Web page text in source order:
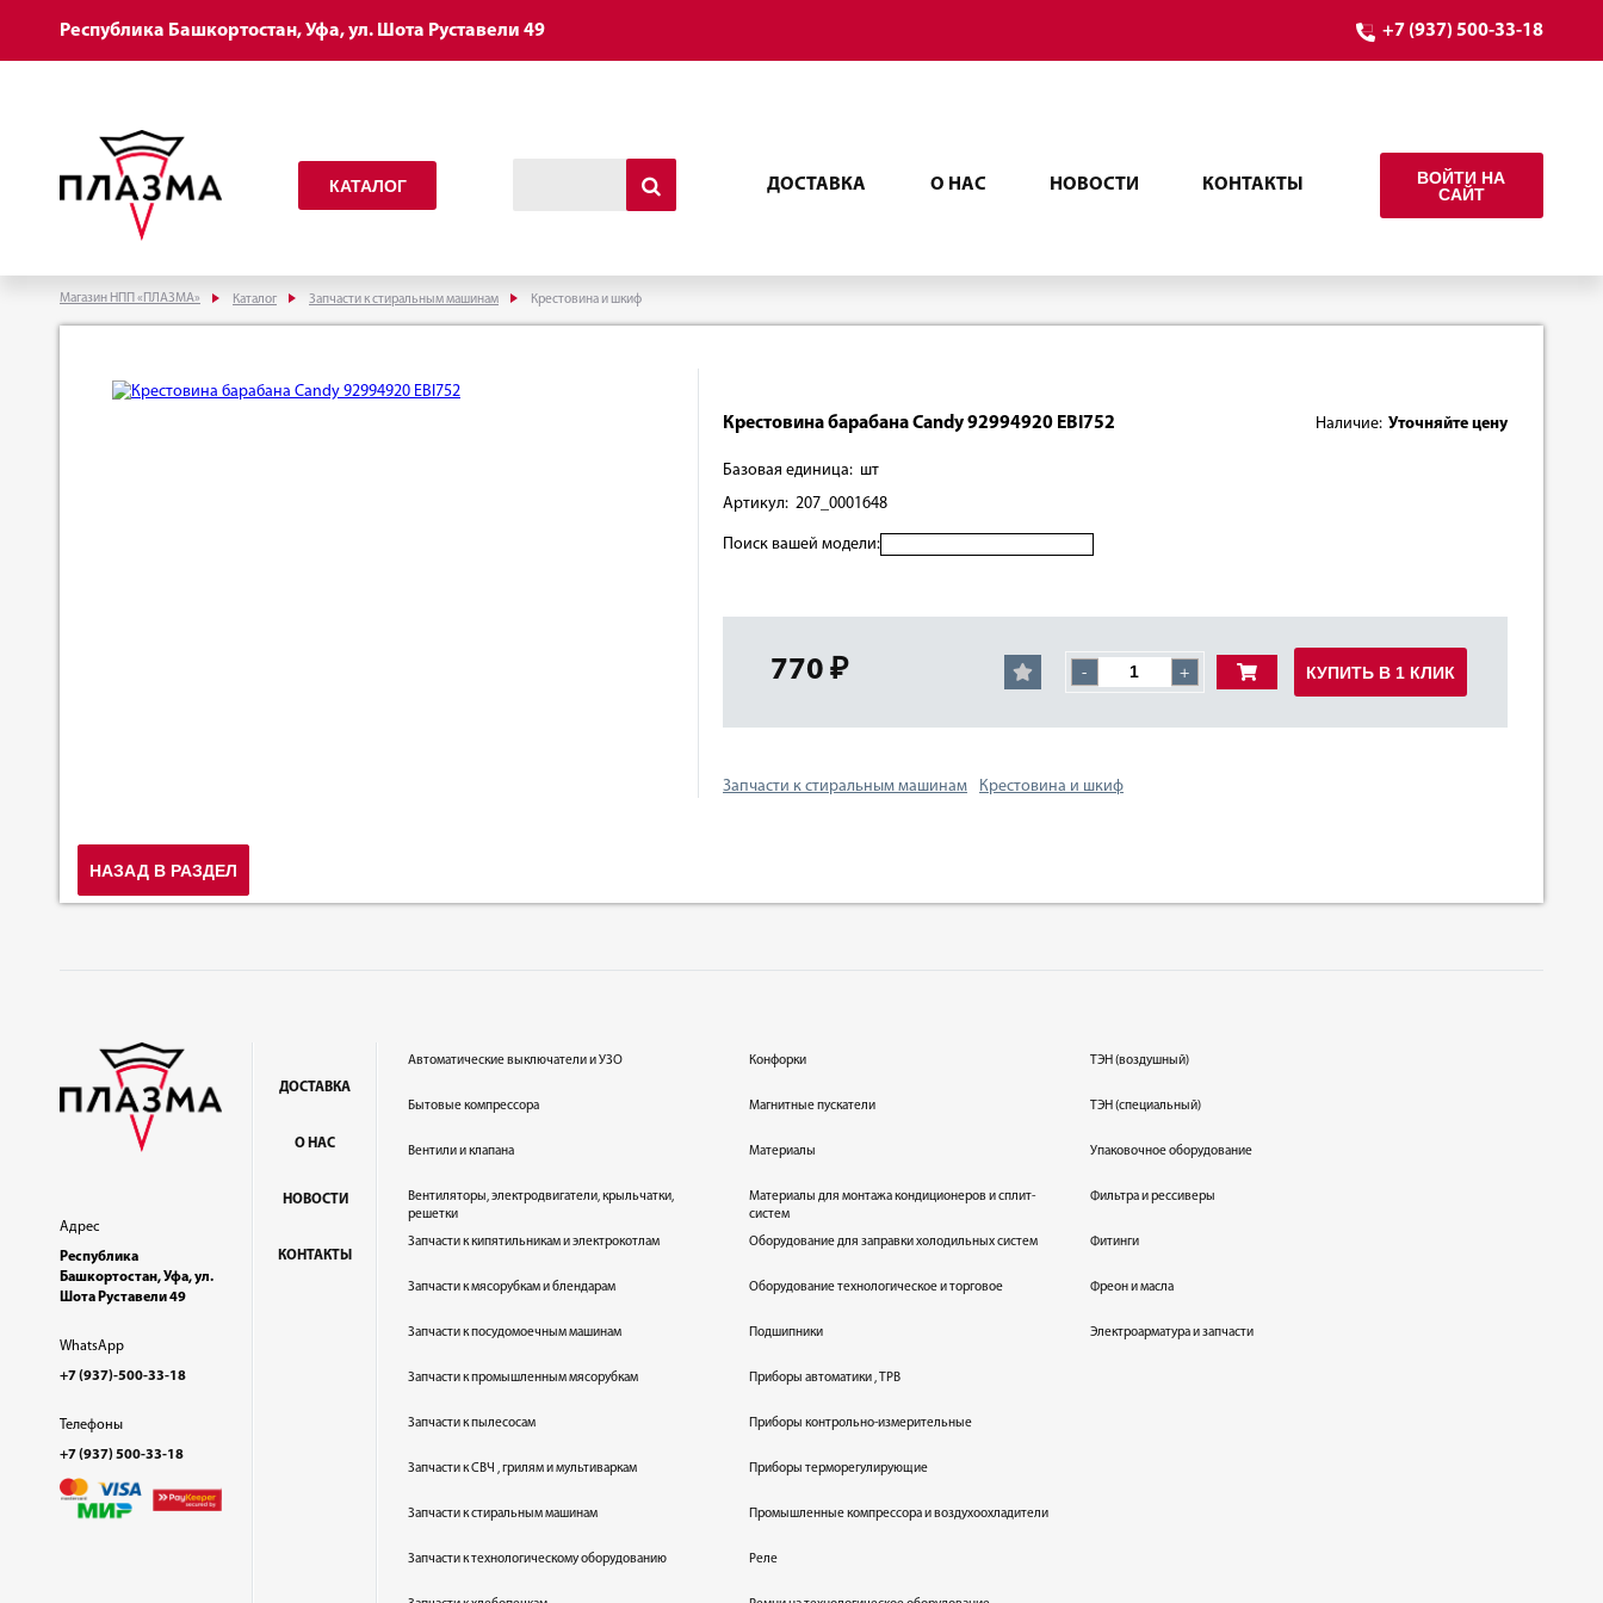
Республика Башкортостан, Уфа, ул. Шота Руставели 49 +7 (937) 500-33-18
КАТАЛОГ ДОСТАВКА О НАС НОВОСТИ КОНТАКТЫ
ВОЙТИ НА
САЙТ
Магазин НПП «ПЛАЗМА» Каталог Запчасти к стиральным машинам Крестовина и шкиф
Крестовина барабана Candy 92994920 EBI752 Наличие: Уточняйте цену
Базовая единица: шт
Артикул: 207_0001648
Поиск вашей модели:
770 ₽ - + КУПИТЬ В 1 КЛИК
Запчасти к стиральным машинам Крестовина и шкиф
НАЗАД В РАЗДЕЛ
Адрес
Республика
Башкортостан, Уфа, ул.
Шота Руставели 49
WhatsApp
+7 (937)-500-33-18
Телефоны
+7 (937) 500-33-18
ДОСТАВКА
О НАС
НОВОСТИ
КОНТАКТЫ
Автоматические выключатели и УЗО
Бытовые компрессора
Вентили и клапана
Вентиляторы, электродвигатели, крыльчатки,
решетки
Запчасти к кипятильникам и электрокотлам
Запчасти к мясорубкам и блендарам
Запчасти к посудомоечным машинам
Запчасти к промышленным мясорубкам
Запчасти к пылесосам
Запчасти к СВЧ , грилям и мультиваркам
Запчасти к стиральным машинам
Запчасти к технологическому оборудованию
Конфорки
Магнитные пускатели
Материалы
Материалы для монтажа кондиционеров и сплит-
систем
Оборудование для заправки холодильных систем
Оборудование технологическое и торговое
Подшипники
Приборы автоматики , ТРВ
Приборы контрольно-измерительные
Приборы терморегулирующие
Промышленные компрессора и воздухоохладители
Реле
ТЭН (воздушный)
ТЭН (специальный)
Упаковочное оборудование
Фильтра и рессиверы
Фитинги
Фреон и масла
Электроарматура и запчасти